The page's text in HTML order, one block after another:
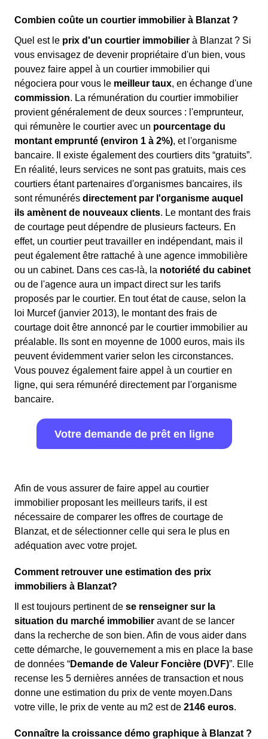
Combien coûte un courtier immobilier à Blanzat ?
Quel est le prix d'un courtier immobilier à Blanzat ? Si
vous envisagez de devenir propriétaire d'un bien, vous
pouvez faire appel à un courtier immobilier qui
négociera pour vous le meilleur taux, en échange d'une
commission. La rémunération du courtier immobilier
provient généralement de deux sources : l'emprunteur,
qui rémunère le courtier avec un pourcentage du
montant emprunté (environ 1 à 2%), et l'organisme
bancaire. Il existe également des courtiers dits “gratuits”.
En réalité, leurs services ne sont pas gratuits, mais ces
courtiers étant partenaires d'organismes bancaires, ils
sont rémunérés directement par l'organisme auquel
ils amènent de nouveaux clients. Le montant des frais
de courtage peut dépendre de plusieurs facteurs. En
effet, un courtier peut travailler en indépendant, mais il
peut également être rattaché à une agence immobilière
ou un cabinet. Dans ces cas-là, la notoriété du cabinet
ou de l'agence aura un impact direct sur les tarifs
proposés par le courtier. En tout état de cause, selon la
loi Murcef (janvier 2013), le montant des frais de
courtage doit être annoncé par le courtier immobilier au
préalable. Ils sont en moyenne de 1000 euros, mais ils
peuvent évidemment varier selon les circonstances.
Vous pouvez également faire appel à un courtier en
ligne, qui sera rémunéré directement par l'organisme
bancaire.
Votre demande de prêt en ligne
Afin de vous assurer de faire appel au courtier
immobilier proposant les meilleurs tarifs, il est
nécessaire de comparer les offres de courtage de
Blanzat, et de sélectionner celle qui sera le plus en
adéquation avec votre projet.
Comment retrouver une estimation des prix
immobiliers à Blanzat?
Il est toujours pertinent de se renseigner sur la
situation du marché immobilier avant de se lancer
dans la recherche de son bien. Afin de vous aider dans
cette démarche, le gouvernement a mis en place la base
de données “Demande de Valeur Foncière (DVF)”. Elle
recense les 5 dernières années de transaction et nous
donne une estimation du prix de vente moyen.Dans
votre ville, le prix de vente au m2 est de 2146 euros.
Connaître la croissance démo graphique à Blanzat ?